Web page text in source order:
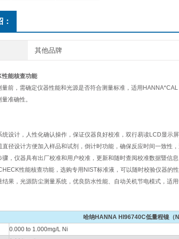
其他品牌
能核查功能
量前，需确定仪器性能和光源是否符合测量标准，适用
准确性。
统设计，人性化确认操作，保证仪器良好校准，双行易读LCD显示
直径设计方便加入样品和试剂，倒计时功能，确保反应时间一致性
骤，仪器具有出厂校准和用户校准，更新和随时查阅校准数据暨信息
性能核查功能，选购专用NIST标准液，可以随时校验仪器的
结果，光源防尘测量系统，优良防水性能、自动关机节电模式，适
哈纳HANNA HI96740C低量程镍（
0.000 to 1.000mg/L Ni